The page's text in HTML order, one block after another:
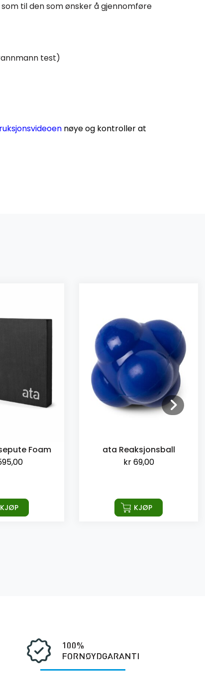
til den som ønsker å gjennomføre
test)
nøye og kontroller at
KJØP
ata Hand Stand Walk
Ramp
KJØP
100%
FORNØYDGARANTI